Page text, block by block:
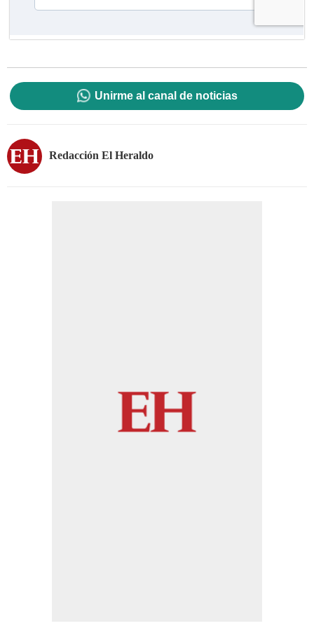
Unirme al canal de noticias
Redacción El Heraldo